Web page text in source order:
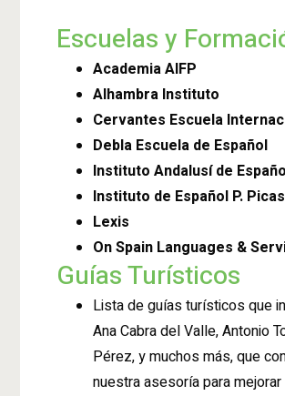
Escuelas y
Academia AIFP
Alhambra Instituto
Cervantes Escuela
Debla Escuela de Español
Instituto Andalusí de
Instituto de Español P.
Lexis
On Spain Languages &
Guías Turísticos
Lista de guías turísticos que
Ana Cabra del Valle, Antonio
Pérez, y muchos más, que
nuestra asesoría para